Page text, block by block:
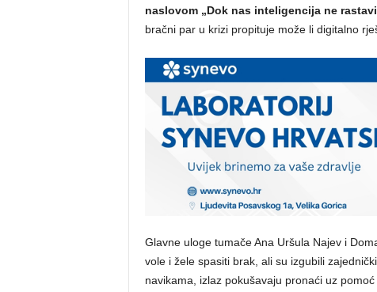
naslovom „Dok nas inteligencija ne rastavi
bračni par u krizi propituje može li digitalno
Glavne uloge tumače Ana Uršula Najev i
vole i žele spasiti brak, ali su izgubili
navikama, izlaz pokušavaju pronaći uz